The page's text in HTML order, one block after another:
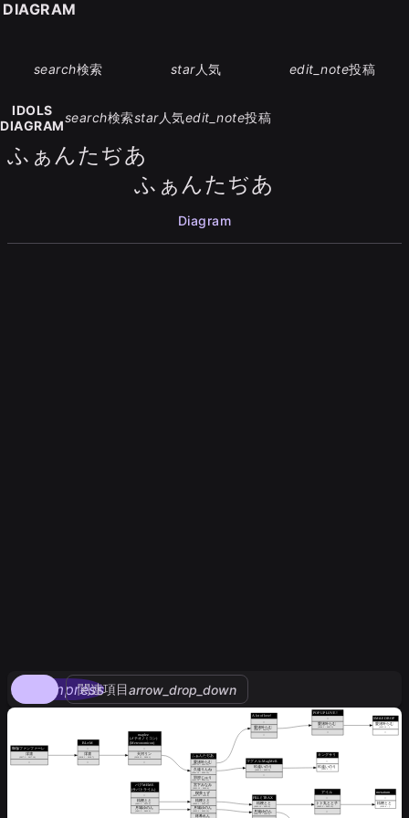
search検索 star人気 edit_note投稿
IDOLS
DIAGRAM
search検索star人気edit_note投稿
ふぁんたぢあ
ふぁんたぢあ
Diagram
compress
関連項目arrow_drop_down